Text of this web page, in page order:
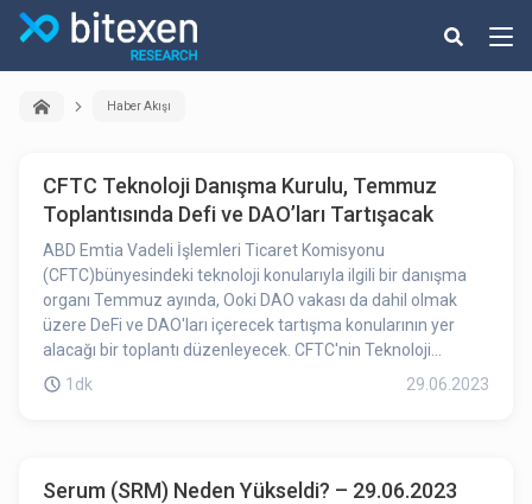
Haber Akışı
CFTC Teknoloji Danışma Kurulu, Temmuz
Toplantısında Defi ve DAO’ları Tartışacak
ABD Emtia Vadeli İşlemleri Ticaret Komisyonu
(CFTC)bünyesindeki teknoloji konularıyla ilgili bir danışma
organı Temmuz ayında, Ooki DAO vakası da dahil olmak
üzere DeFi ve DAO'ları içerecek tartışma konularının yer
alacağı bir toplantı düzenleyecek. CFTC'nin Teknoloji
Danışma Komitesi, 18 Temmuz'da Washington DC genel
1dk 29.06.2023
Serum (SRM) Neden Yükseldi? – 29.06.2023